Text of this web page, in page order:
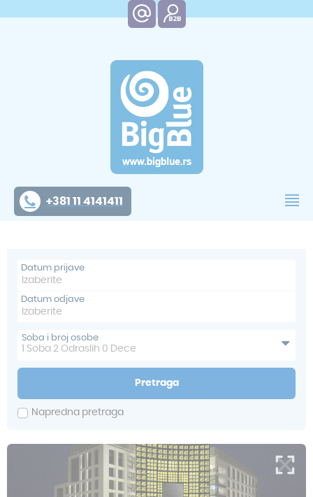
+381 11 4141411
Datum prijave
Datum odjave
Soba i broj osobe
Soba 2 Odraslih 0 Dece
Pretraga
Napredna pretraga